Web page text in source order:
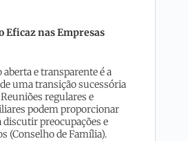
Eficaz nas Empresas
e transparente é a
uma transição sucessória
regulares e
podem proporcionar
preocupações e
(Conselho de Família).